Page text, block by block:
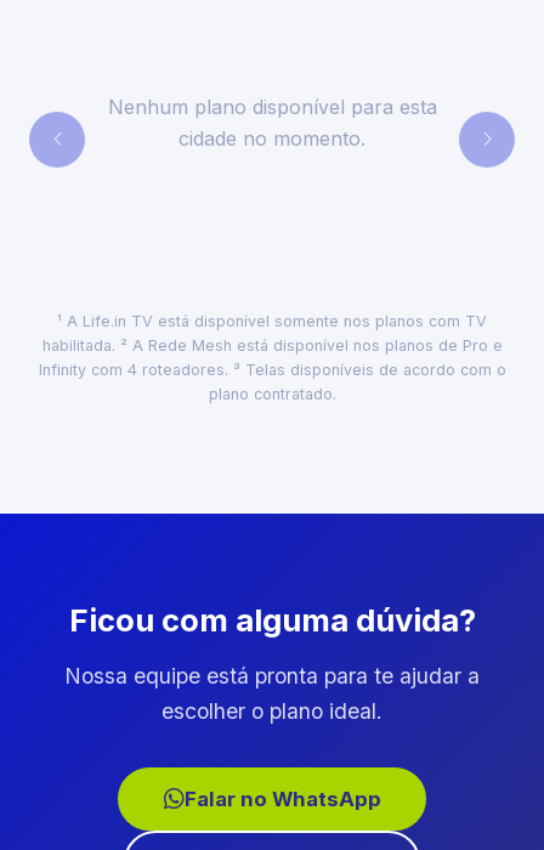
Nenhum plano disponível para esta
cidade no momento.
¹ A Life.in TV está disponível somente nos planos com TV
habilitada. ² A Rede Mesh está disponível nos planos de Pro e
Infinity com 4 roteadores. ³ Telas disponíveis de acordo com o
plano contratado.
Ficou com alguma dúvida?
Nossa equipe está pronta para te ajudar a
escolher o plano ideal.
Falar no WhatsApp